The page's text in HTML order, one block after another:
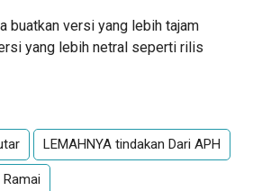
buatkan versi yang lebih tajam
yang lebih netral seperti rilis
LEMAHNYA tindakan Dari APH